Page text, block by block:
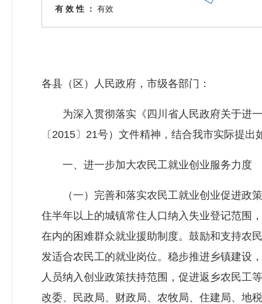
有 效 性 ： 有效
各县（区）人民政府，市级各部门：
为深入贯彻落实《四川省人民政府关于进一
〔2015〕21号）文件精神，结合我市实际提出
一、进一步加大农民工就业创业服务力度
（一）完善和落实农民工就业创业促进政策
住半年以上的城镇常住人口纳入失业登记范围
在内的困难群众就业援助制度。鼓励和支持农
发适合农民工的就业岗位。稳步推进乡镇建设
人员纳入创业政策扶持范围，促进返乡农民工
改委、民政局、财政局、农牧局、住建局、地